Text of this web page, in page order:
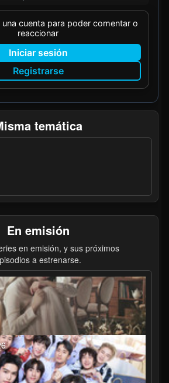
cuenta para poder comentar o
reaccionar
Iniciar sesión
Registrarse
temática
En emisión
en emisión, y sus próximos
a estrenarse.